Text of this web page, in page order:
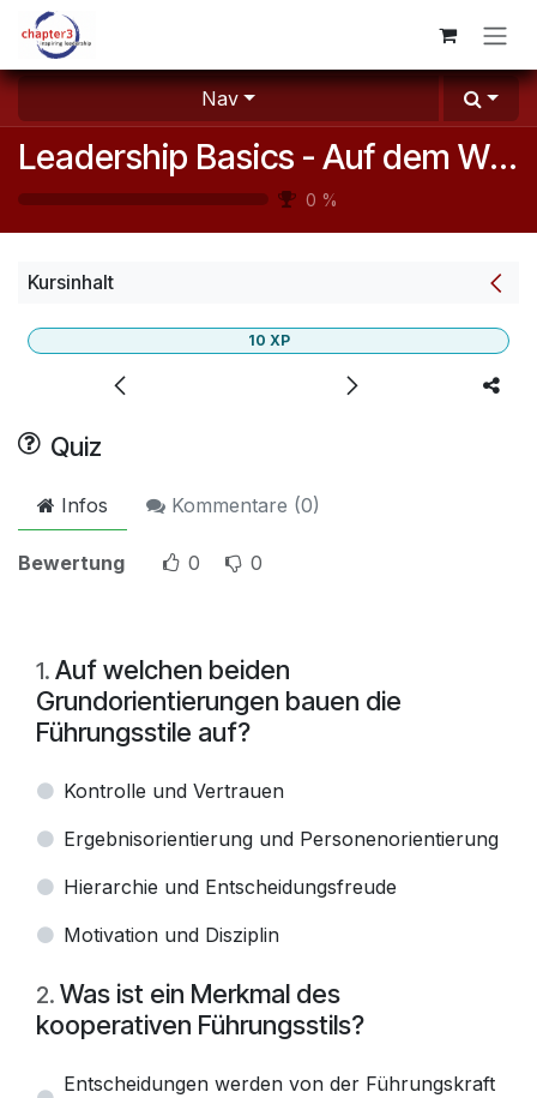
Zum Inhalt springen
Nav
Leadership Basics - Auf dem Weg zur wirksamen Führungskraft
0 %
Kursinhalt
Quiz
10 XP
Infos Kommentare (0)
Bewertung 0 0
1. Auf welchen beiden
Grundorientierungen bauen die
Führungsstile auf?
Kontrolle und Vertrauen
Ergebnisorientierung und Personenorientierung
Hierarchie und Entscheidungsfreude
Motivation und Disziplin
2. Was ist ein Merkmal des
kooperativen Führungsstils?
Entscheidungen werden von der Führungskraft